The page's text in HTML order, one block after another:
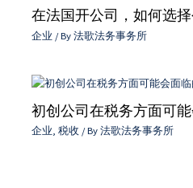
在法国开公司，如何选
企业/ By法歌法务事务所
初创公司在税务方面可
企业, 税收/ By法歌法务事务所